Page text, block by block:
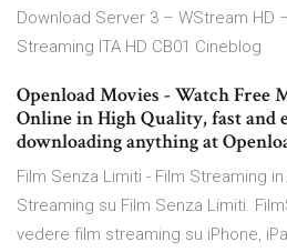
Download Server 3 – WStream HD
Streaming ITA HD CB01 Cineblog
Openload Movies - Watch Free
Online in High Quality, fast and
downloading anything at
Film Senza Limiti - Film Streaming
Streaming su Film Senza Limiti.
vedere film streaming su iPhone,